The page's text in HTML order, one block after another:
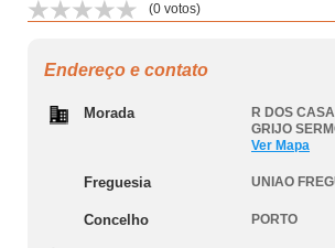
(0 votos)
Endereço e contato
Morada R DOS
GRIJO
Ver Mapa
Freguesia UNIAO
Concelho PORTO